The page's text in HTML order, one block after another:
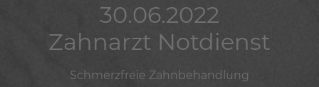
30.06.2022
Zahnarzt Notdienst
Schmerzfreie Zahnbehandlung
30.06.2022
Zahnarzt Notdienst
Schmerzfreie Zahnbehandlung
30.06.2022
Zahnarzt Notdienst
Schmerzfreie Zahnbehandlung